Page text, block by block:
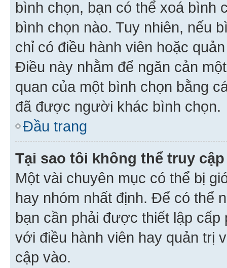
bình chọn, bạn có thể xoá bình
bình chọn nào. Tuy nhiên, nếu
chỉ có điều hành viên hoặc
Điều này nhằm để ngăn cản
quan của một bình chọn bằng
đã được người khác bình chọn.
Đầu trang
Tại sao tôi không thể truy
Một vài chuyên mục có thể bị
hay nhóm nhất định. Để có thể
bạn cần phải được thiết lập
với điều hành viên hay quản trị
cập vào.